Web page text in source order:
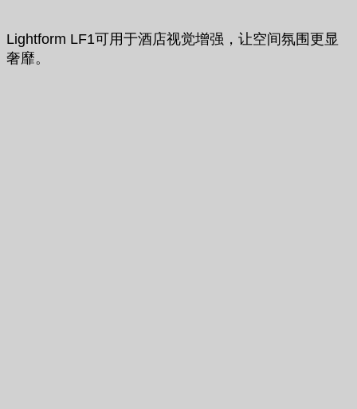
Lightform LF1可用于酒店视觉增强，让空间氛围更显
奢靡。